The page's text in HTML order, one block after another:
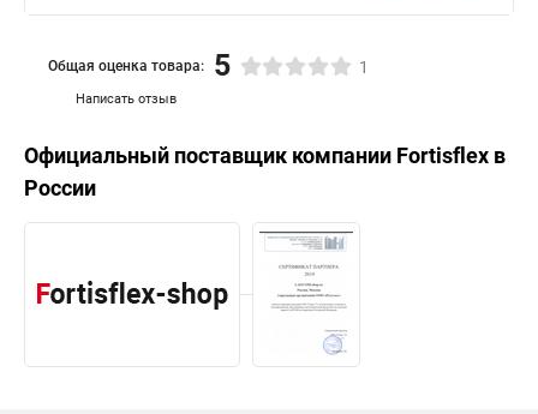
Написать отзыв
Общая оценка товара: 5 1
Официальный поставщик компании Fortisflex в
России